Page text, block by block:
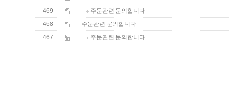
469
주문관련 문의합니다
468
주문관련 문의합니다
467
주문관련 문의합니다